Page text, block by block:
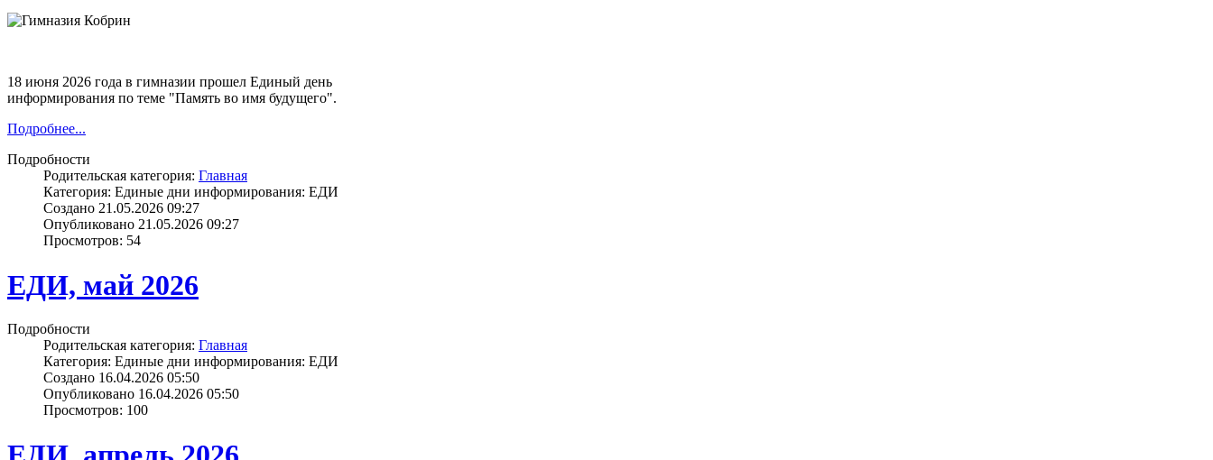
18 июня 2026 года в гимназии прошел Единый день
информирования по теме "Память во имя будущего".
Подробнее...
Подробности
Родительская категория: Главная
Категория: Единые дни информирования: ЕДИ
Создано 21.05.2026 09:27
Опубликовано 21.05.2026 09:27
Просмотров: 54
ЕДИ, май 2026
Подробности
Родительская категория: Главная
Категория: Единые дни информирования: ЕДИ
Создано 16.04.2026 05:50
Опубликовано 16.04.2026 05:50
Просмотров: 100